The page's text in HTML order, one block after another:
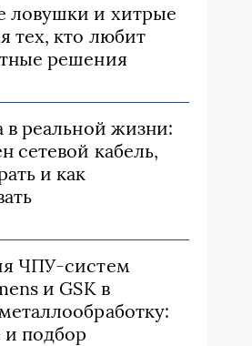
ловушки и хитрые
тех, кто любит
решения
в реальной жизни:
сетевой кабель,
и как
ЧПУ-систем
и GSK в
и подбор